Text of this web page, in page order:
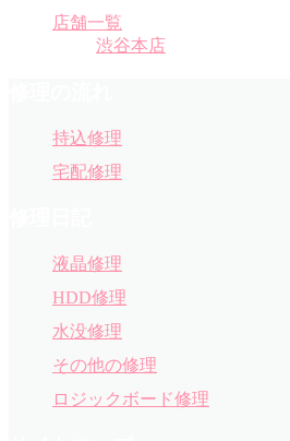
店舗一覧
渋谷本店
持込修理
宅配修理
液晶修理
HDD修理
水没修理
その他の修理
ロジックボード修理